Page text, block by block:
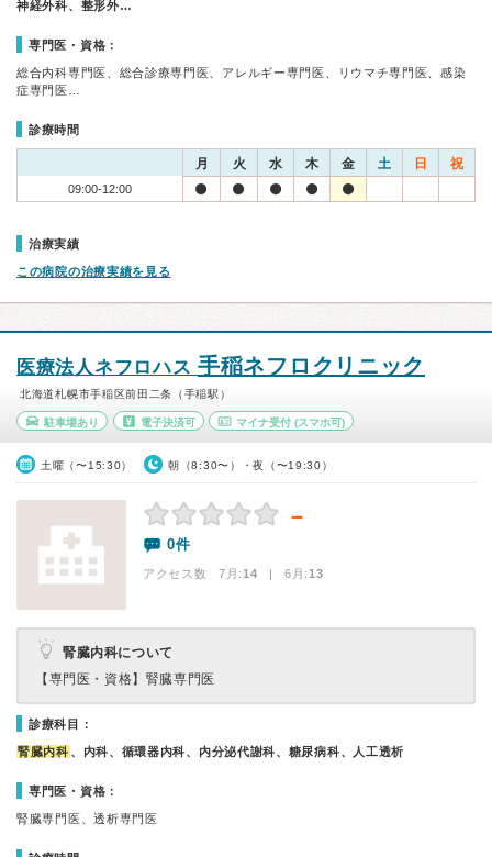
神経外科、整形外…
専門医・資格：
総合内科専門医、総合診療専門医、アレルギー専門医、リウマチ専門医、感染
症専門医…
診療時間
月 火 水 木 金 土 日 祝
09:00-12:00
治療実績
この病院の治療実績を見る
医療法人ネフロハス 手稲ネフロクリニック
北海道札幌市手稲区前田二条（手稲駅）
駐車場あり 電子決済可 マイナ受付 (スマホ可)
土曜（〜15:30） 朝（8:30〜）・夜（〜19:30）
－
0件
アクセス数 7月:14 | 6月:13
腎臓内科について
【専門医・資格】 腎臓専門医
診療科目：
腎臓内科 、内科、循環器内科、内分泌代謝科、糖尿病科、人工透析
専門医・資格：
腎臓専門医、透析専門医